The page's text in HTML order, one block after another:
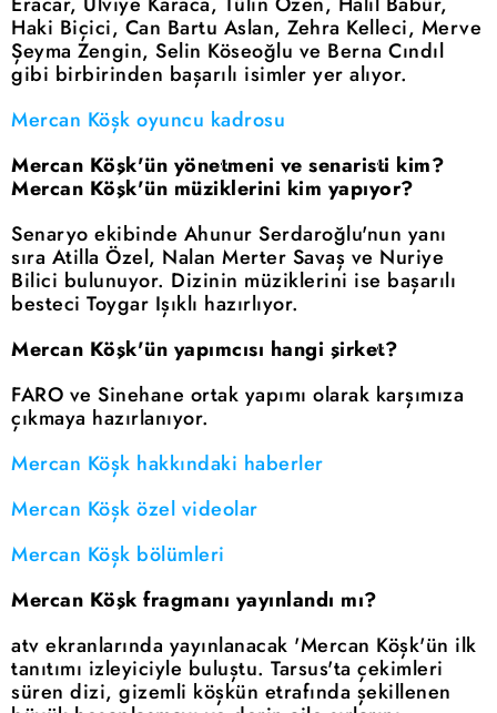
Haki Biçici, Can Bartu Aslan, Zehra Kelleci, Merve
Şeyma Zengin, Selin Köseoğlu ve Berna Cındıl
gibi birbirinden başarılı isimler yer alıyor.
Mercan Köşk oyuncu kadrosu
Mercan Köşk'ün yönetmeni ve senaristi kim?
Mercan Köşk'ün müziklerini kim yapıyor?
Senaryo ekibinde Ahunur Serdaroğlu'nun yanı
sıra Atilla Özel, Nalan Merter Savaş ve Nuriye
Bilici bulunuyor. Dizinin müziklerini ise başarılı
besteci Toygar Işıklı hazırlıyor.
Mercan Köşk'ün yapımcısı hangi şirket?
FARO ve Sinehane ortak yapımı olarak karşımıza
çıkmaya hazırlanıyor.
Mercan Köşk hakkındaki haberler
Mercan Köşk özel videolar
Mercan Köşk bölümleri
Mercan Köşk fragmanı yayınlandı mı?
atv ekranlarında yayınlanacak 'Mercan Köşk'ün ilk
tanıtımı izleyiciyle buluştu. Tarsus'ta çekimleri
süren dizi, gizemli köşkün etrafında şekillenen